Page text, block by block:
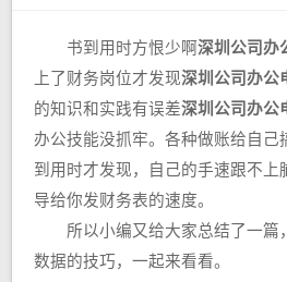
书到用时方恨少啊深圳公司办
上了财务岗位才发现深圳公司办公
的知识和实践有误差深圳公司办公
办公技能没抓牢。各种做账给自己
到用时才发现，自己的手速跟不上
导给你发财务表的速度。
所以小编又给大家总结了一篇
数据的技巧，一起来看看。